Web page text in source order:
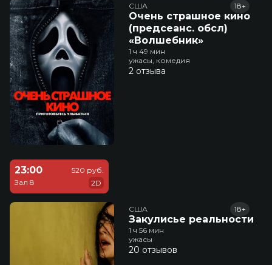
США
Очень страшное кино
(предсеанс. обсл)
«Волшебник»
18+
1 ч 49 мин
ужасы, комедия
2 отзыва
23:00
Зал 8
520 руб.
2D
США
Закулисье реальности
18+
1 ч 56 мин
ужасы
20 отзывов